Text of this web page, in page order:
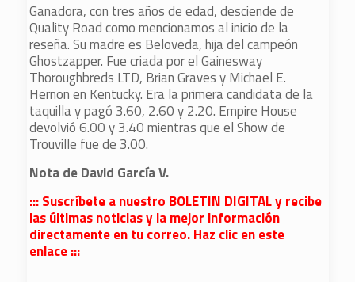
Ganadora, con tres años de edad, desciende de
Quality Road como mencionamos al inicio de la
reseña. Su madre es Beloveda, hija del campeón
Ghostzapper. Fue criada por el Gainesway
Thoroughbreds LTD, Brian Graves y Michael E.
Hernon en Kentucky. Era la primera candidata de la
taquilla y pagó 3.60, 2.60 y 2.20. Empire House
devolvió 6.00 y 3.40 mientras que el Show de
Trouville fue de 3.00.
Nota de David García V.
::: Suscríbete a nuestro BOLETIN DIGITAL y recibe
las últimas noticias y la mejor información
directamente en tu correo. Haz clic en este
enlace :::